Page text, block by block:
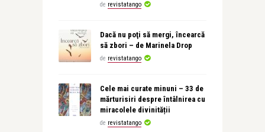
de revistatango
Dacă nu poţi să mergi, încearcă
să zbori – de Marinela Drop
de revistatango
Cele mai curate minuni – 33 de
mărturisiri despre întâlnirea cu
miracolele divinității
de revistatango